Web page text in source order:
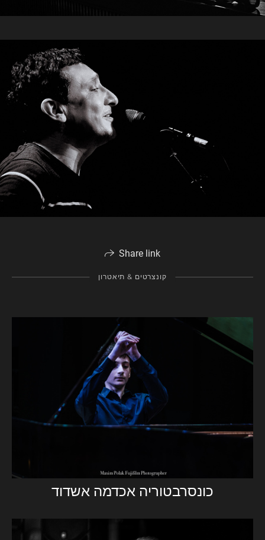
Share link
‏קונצרטים & תיאטרון
כונסרבטוריה אכדמה אשדוד